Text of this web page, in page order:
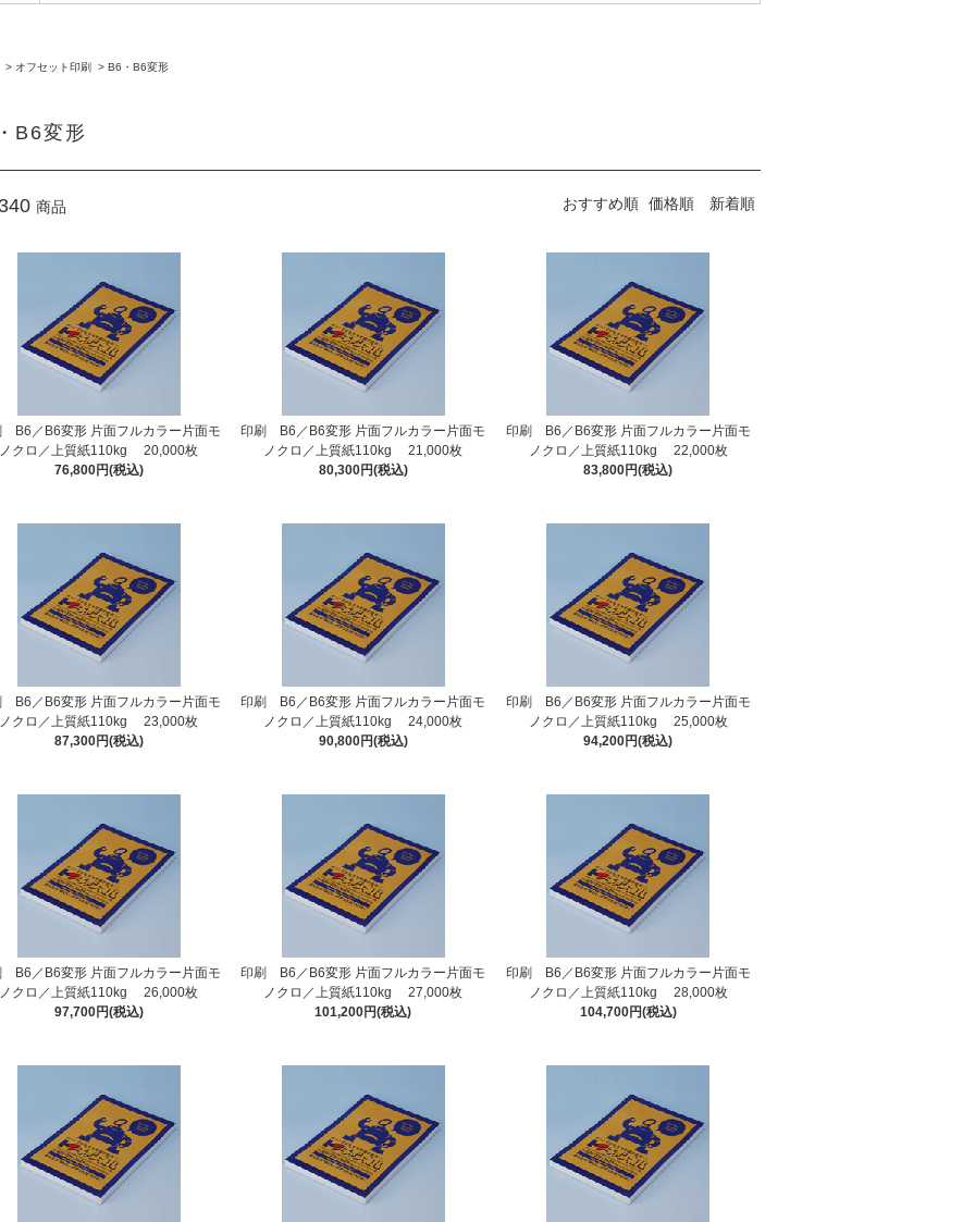
> オフセット印刷 > B6・B6変形
B6変形
商品 おすすめ順 価格順 新着順
B6／B6変形 片面フルカラー片面モ
ノクロ／上質紙110kg 20,000枚
76,800円(税込)
印刷 B6／B6変形 片面フルカラー片面モ
ノクロ／上質紙110kg 21,000枚
80,300円(税込)
印刷 B6／B6変形 片面フルカラー片面モ
ノクロ／上質紙110kg 22,000枚
83,800円(税込)
B6／B6変形 片面フルカラー片面モ
ノクロ／上質紙110kg 23,000枚
87,300円(税込)
印刷 B6／B6変形 片面フルカラー片面モ
ノクロ／上質紙110kg 24,000枚
90,800円(税込)
印刷 B6／B6変形 片面フルカラー片面モ
ノクロ／上質紙110kg 25,000枚
94,200円(税込)
B6／B6変形 片面フルカラー片面モ
ノクロ／上質紙110kg 26,000枚
97,700円(税込)
印刷 B6／B6変形 片面フルカラー片面モ
ノクロ／上質紙110kg 27,000枚
101,200円(税込)
印刷 B6／B6変形 片面フルカラー片面モ
ノクロ／上質紙110kg 28,000枚
104,700円(税込)